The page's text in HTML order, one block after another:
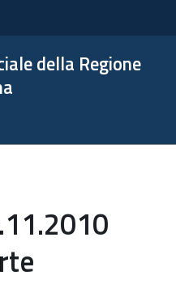
della Regione